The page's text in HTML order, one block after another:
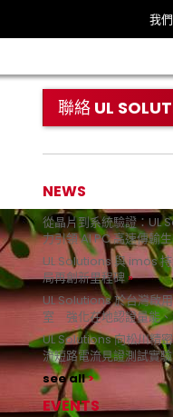
我
聯絡 UL
NEWS
從晶片到系統驗證：UL
力引領 AI PC 高速傳輸
UL Solutions 與 imos
局再創新里程碑
UL Solutions 於台灣啟
室 強化在地認證量能
UL Solutions 向松川精
流短路電流見證測試實
see all
EVENTS